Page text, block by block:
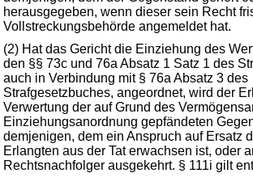
herausgegeben, wenn dieser sein Recht
Vollstreckungsbehörde angemeldet hat.
(2) Hat das Gericht die Einziehung des
den §§ 73c und 76a Absatz 1 Satz 1 des
auch in Verbindung mit § 76a Absatz 3 des
Strafgesetzbuches, angeordnet, wird der
Verwertung der auf Grund des
Einziehungsanordnung gepfändeten
demjenigen, dem ein Anspruch auf Ersatz
Erlangten aus der Tat erwachsen ist, oder
Rechtsnachfolger ausgekehrt. § 111i gilt